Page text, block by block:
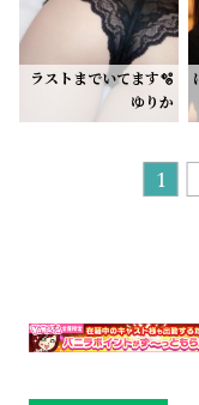
お誘いお待ちしております🙂‍↕️🙏🏻💕
ラストまでいてます🫧
まだ予定が決まってない
最近暑い日が続いてるか
何も考えずにゆっくり癒
ゆりか
1